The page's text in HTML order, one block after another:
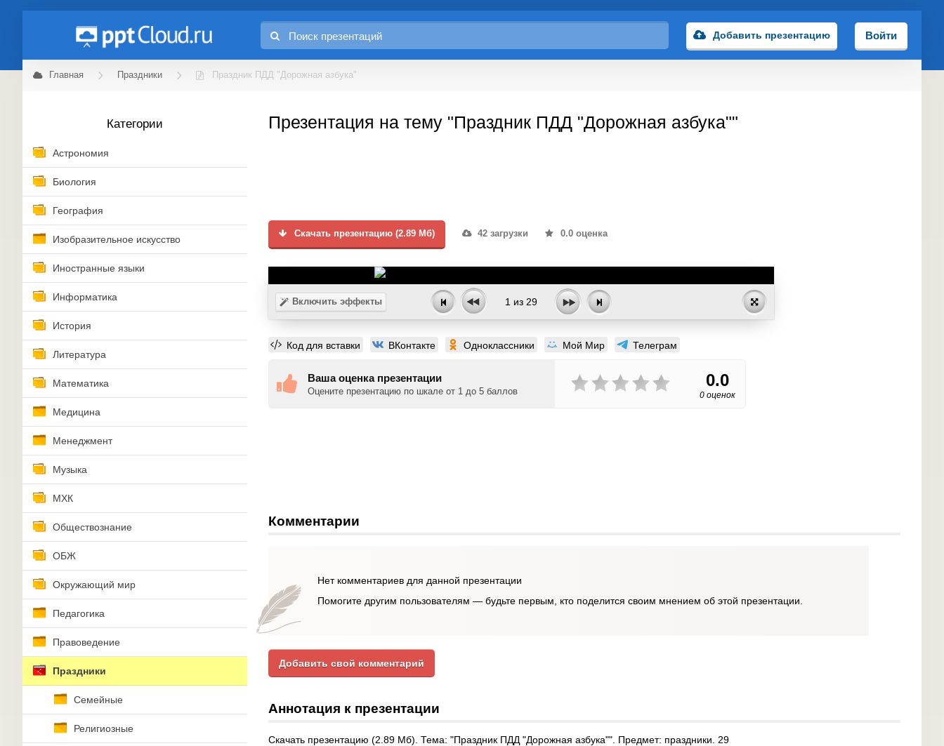
Добавить презентацию Войти
Главная Праздники Праздник ПДД "Дорожная азбука"
Категории
Астрономия
Биология
География
Изобразительное искусство
Иностранные языки
Информатика
История
Литература
Математика
Медицина
Менеджмент
Музыка
МХК
Обществознание
ОБЖ
Окружающий мир
Педагогика
Правоведение
Праздники
Семейные
Религиозные
Презентация на тему "Праздник ПДД "Дорожная азбука""
Скачать презентацию (2.89 Мб) 42 загрузки 0.0 оценка
Включить эффекты 1 из 29
Код для вставки ВКонтакте Одноклассники Мой Мир Телеграм
Ваша оценка презентации
Оцените презентацию по шкале от 1 до 5 баллов
0.0
0 оценок
Комментарии
Нет комментариев для данной презентации
Помогите другим пользователям — будьте первым, кто поделится своим мнением об этой презентации.
Добавить свой комментарий
Аннотация к презентации
Скачать презентацию (2.89 Мб). Тема: "Праздник ПДД "Дорожная азбука"". Предмет: праздники. 29